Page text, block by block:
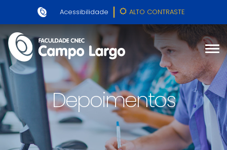
Acessibilidade ALTO CONTRASTE
Depoimentos